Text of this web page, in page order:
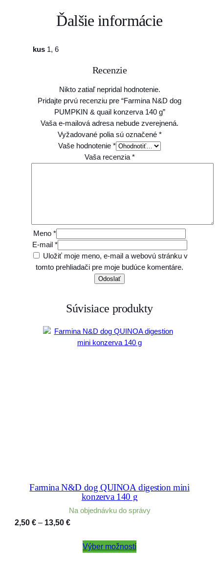
n
1
0
Ďalšie informácie
kus 1, 6
Recenzie
Nikto zatiaľ nepridal hodnotenie.
Pridajte prvú recenziu pre “Farmina N&D dog
PUMPKIN & quail konzerva 140 g”
Vaša e-mailová adresa nebude zverejnená.
Vyžadované polia sú označené *
Vaše hodnotenie *
Vaša recenzia *
Meno *
E-mail *
Uložiť moje meno, e-mail a webovú stránku v
tomto prehliadači pre moje budúce komentáre.
Súvisiace produkty
Farmina N&D dog QUINOA digestion mini
konzerva 140 g
Na objednávku do správy
2,50 € – 13,50 €Price
2,50 €Výber možností